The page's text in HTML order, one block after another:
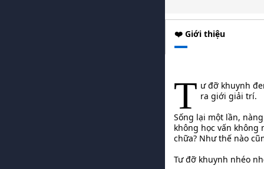
❤️ Giới thiệu
T ư đỡ khuynh
ra giới giải trí.
Sống lại một lần,
không học vấn không
chữa? Như thế nào
Tư đỡ khuynh nhéo